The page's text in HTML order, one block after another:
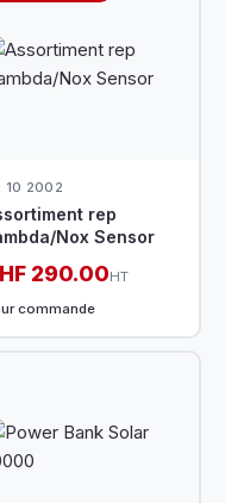
10 2002
rep
Nox Sensor
290.00HT
commande